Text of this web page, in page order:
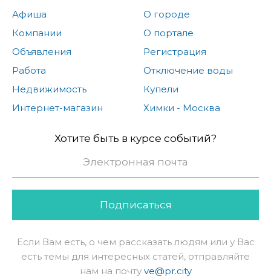
Афиша
Компании
Объявления
Работа
Недвижимость
Интернет-магазин
О городе
О портале
Регистрация
Отключение воды
Купели
Химки - Москва
Хотите быть в курсе событий?
Подписаться
Если Вам есть, о чем рассказать людям или у Вас
есть темы для интересных статей, отправляйте
нам на почту ve@pr.city